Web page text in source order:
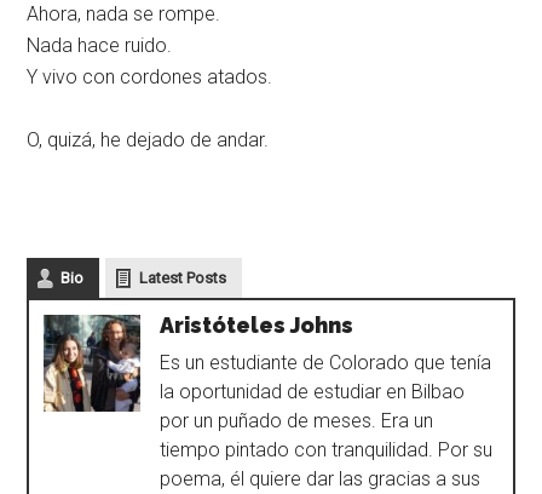
Ahora, nada se rompe.
Nada hace ruido.
Y vivo con cordones atados.
O, quizá, he dejado de andar.
Bio Latest Posts
Aristóteles Johns
Es un estudiante de Colorado que tenía
la oportunidad de estudiar en Bilbao
por un puñado de meses. Era un
tiempo pintado con tranquilidad. Por su
poema, él quiere dar las gracias a sus